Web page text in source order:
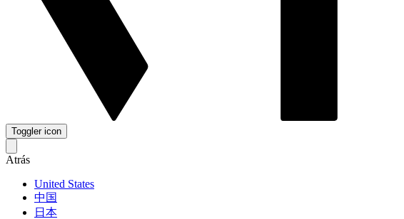
Toggler icon
Atrás
United States
中国
日本